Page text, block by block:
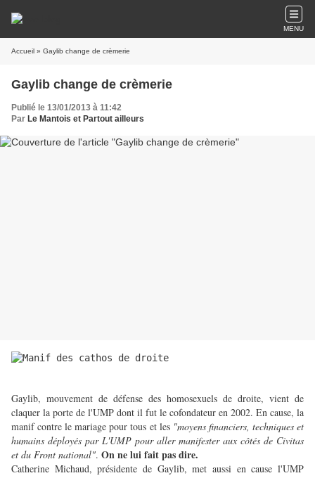
MENU
Accueil » Gaylib change de crèmerie
Gaylib change de crèmerie
Publié le 13/01/2013 à 11:42
Par Le Mantois et Partout ailleurs
Gaylib, mouvement de défense des homosexuels de droite, vient de
claquer la porte de l'UMP dont il fut le cofondateur en 2002. En cause, la
manif contre le mariage pour tous et les "moyens financiers, techniques et
humains déployés par L'UMP pour aller manifester aux côtés de Civitas
et du Front national". On ne lui fait pas dire.
Catherine Michaud, présidente de Gaylib, met aussi en cause l'UMP